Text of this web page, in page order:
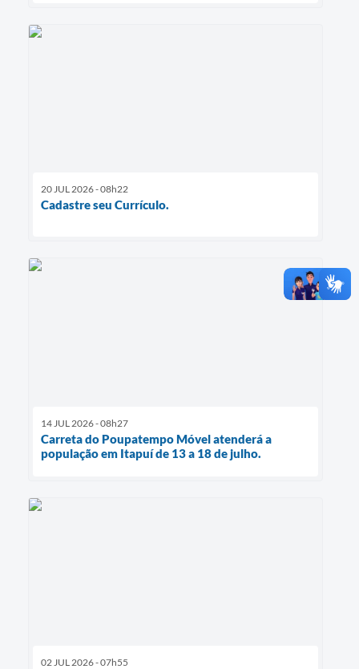
20 JUL 2026 - 08h22
Cadastre seu Currículo.
14 JUL 2026 - 08h27
Carreta do Poupatempo Móvel atenderá a
população em Itapuí de 13 a 18 de julho.
02 JUL 2026 - 07h55